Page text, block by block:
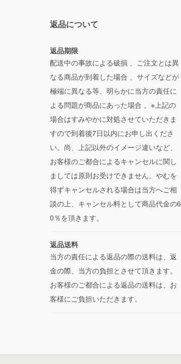
返品について
返品期限
配送中の事故による破損 、ご注文とは異
なる商品が到着した場合 、サイズなどが
極端に異なる等、明らかに当方の責任に
よる問題が商品にあった場合 。※上記の
場合はすみやかに対処させていただきま
すので到着後7日以内にお申し出くださ
い。尚、上記以外のイメージ違いなど、
お客様のご都合によるキャンセルに関し
ましては原則お受けできません。やむを
得ずキャンセルされる場合は当方へご相
談の上、キャンセル料として商品代金の6
0％を頂きます。
返品送料
当方の責任による返品の際の送料は、返
金の際、当方の負担とさせて頂きます。
お客様のご都合による返品の送料は、お
客様にご負担いただきます。